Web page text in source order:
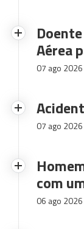
Aérea
07 ago 2026
07 ago 2026
com
06 ago 2026